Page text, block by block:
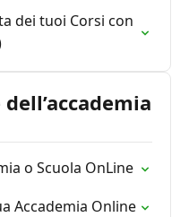
dei tuoi Corsi con
o Scuola OnLine
Accademia Online